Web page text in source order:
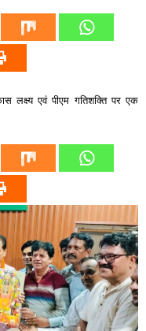
लक्ष्य एवं पीएम गतिशक्ति पर एक